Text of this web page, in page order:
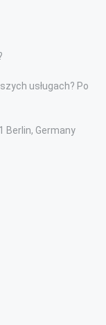
usługach? Po
Berlin, Germany